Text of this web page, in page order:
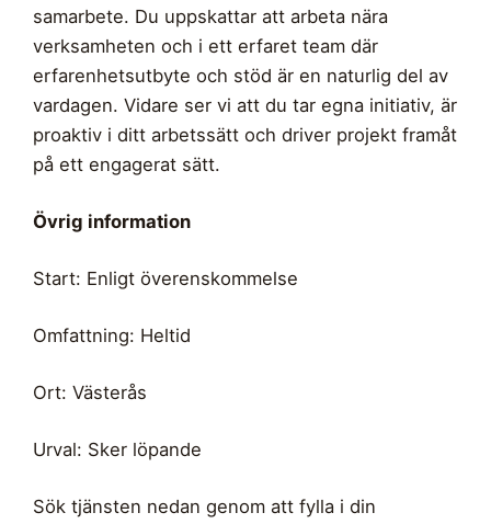
samarbete. Du uppskattar att arbeta nära
verksamheten och i ett erfaret team där
erfarenhetsutbyte och stöd är en naturlig del av
vardagen. Vidare ser vi att du tar egna initiativ, är
proaktiv i ditt arbetssätt och driver projekt framåt
på ett engagerat sätt.
Övrig information
Start: Enligt överenskommelse
Omfattning: Heltid
Ort: Västerås
Urval: Sker löpande
Sök tjänsten nedan genom att fylla i din